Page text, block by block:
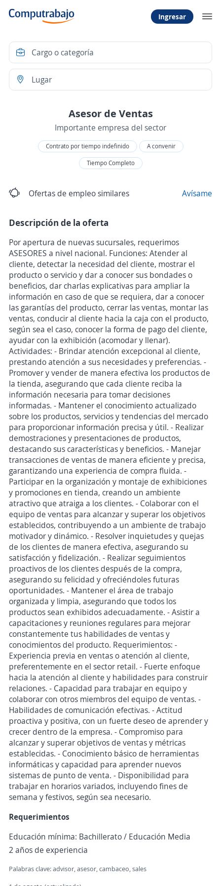
Ingresar
Asesor de Ventas
Importante empresa del sector
Contrato por tiempo indefinido
A convenir
Tiempo Completo
Ofertas de empleo similares Avísame
Descripción de la oferta
Por apertura de nuevas sucursales, requerimos
ASESORES a nivel nacional. Funciones: Atender al
cliente, detectar la necesidad del cliente, mostrar el
producto o servicio y dar a conocer sus bondades o
beneficios, dar charlas explicativas para ampliar la
información en caso de que se requiera, dar a conocer
las garantías del producto, cerrar las ventas, montar las
ventas, conducir al cliente hacia la caja con el producto,
según sea el caso, conocer la forma de pago del cliente,
ayudar con la exhibición (acomodar y llenar).
Actividades: - Brindar atención excepcional al cliente,
prestando atención a sus necesidades y preferencias. -
Promover y vender de manera efectiva los productos de
la tienda, asegurando que cada cliente reciba la
información necesaria para tomar decisiones
informadas. - Mantener el conocimiento actualizado
sobre los productos, servicios y tendencias del mercado
para proporcionar información precisa y útil. - Realizar
demostraciones y presentaciones de productos,
destacando sus características y beneficios. - Manejar
transacciones de ventas de manera eficiente y precisa,
garantizando una experiencia de compra fluida. -
Participar en la organización y montaje de exhibiciones
y promociones en tienda, creando un ambiente
atractivo que atraiga a los clientes. - Colaborar con el
equipo de ventas para alcanzar y superar los objetivos
establecidos, contribuyendo a un ambiente de trabajo
motivador y dinámico. - Resolver inquietudes y quejas
de los clientes de manera efectiva, asegurando su
satisfacción y fidelización. - Realizar seguimientos
proactivos de los clientes después de la compra,
asegurando su felicidad y ofreciéndoles futuras
oportunidades. - Mantener el área de trabajo
organizada y limpia, asegurando que todos los
productos sean exhibidos adecuadamente. - Asistir a
capacitaciones y reuniones regulares para mejorar
constantemente tus habilidades de ventas y
conocimientos del producto. Requerimientos: -
Experiencia previa en ventas o atención al cliente,
preferentemente en el sector retail. - Fuerte enfoque
hacia la atención al cliente y habilidades para construir
relaciones. - Capacidad para trabajar en equipo y
colaborar con otros miembros del equipo de ventas. -
Habilidades de comunicación efectivas. - Actitud
proactiva y positiva, con un fuerte deseo de aprender y
crecer dentro de la empresa. - Compromiso para
alcanzar y superar objetivos de ventas y métricas
establecidas. - Conocimiento básico de herramientas
informáticas y capacidad para aprender nuevos
sistemas de punto de venta. - Disponibilidad para
trabajar en horarios variados, incluyendo fines de
semana y festivos, según sea necesario.
Requerimientos
Educación mínima: Bachillerato / Educación Media
2 años de experiencia
Palabras clave: advisor, asesor, cambaceo, sales